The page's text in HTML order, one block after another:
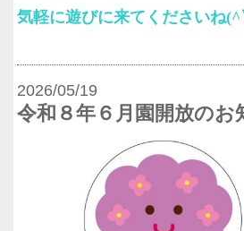
気軽に遊びに来てくださいね
2026/05/19
令和８年６月園開放のお